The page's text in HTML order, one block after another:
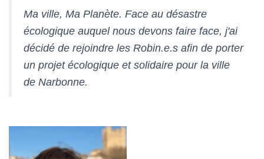
Ma ville, Ma Planète. Face au désastre
écologique auquel nous devons faire face, j'ai
décidé de rejoindre les Robin.e.s afin de porter
un projet écologique et solidaire pour la ville
de Narbonne.